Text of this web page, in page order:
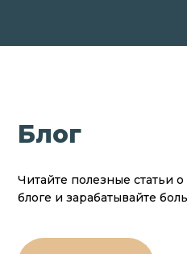
Блог
Читайте полезные статьи
блоге и зарабатывайте